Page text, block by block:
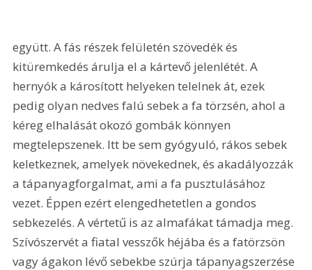
együtt. A fás részek felületén szövedék és
kitüremkedés árulja el a kártevő jelenlétét. A
hernyók a károsított helyeken telelnek át, ezek
pedig olyan nedves falú sebek a fa törzsén, ahol a
kéreg elhalását okozó gombák könnyen
megtelepszenek. Itt be sem gyógyuló, rákos sebek
keletkeznek, amelyek növekednek, és akadályozzák
a tápanyagforgalmat, ami a fa pusztulásához
vezet. Éppen ezért elengedhetetlen a gondos
sebkezelés. A vértetű is az almafákat támadja meg.
Szívószervét a fiatal vesszők héjába és a fatörzsön
vagy ágakon lévő sebekbe szúrja tápanyagszerzése